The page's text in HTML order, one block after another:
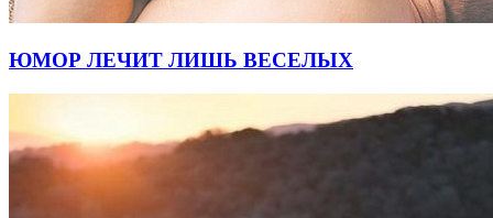
ЮМОР ЛЕЧИТ ЛИШЬ ВЕСЕЛЫХ